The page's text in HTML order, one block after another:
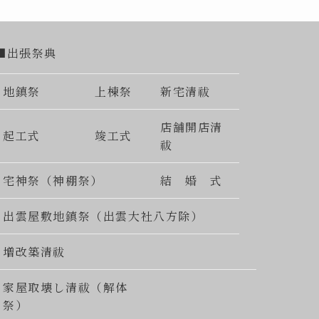
出張祭典
地鎮祭 上棟祭 新宅清祓
起工式 竣工式
店舗開店清
祓
宅神祭（神棚祭） 結 婚 式
出雲屋敷地鎮祭（出雲大社八方除）
増改築清祓
家屋取壊し清祓（解体
祭）